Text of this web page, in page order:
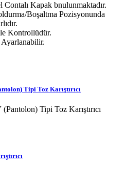
Kapak bnulunmaktadır.
Boşaltma Pozisyonunda
Kontrollüdür.
Tipi Toz Karıştırıcı
Tipi Toz Karıştırıcı